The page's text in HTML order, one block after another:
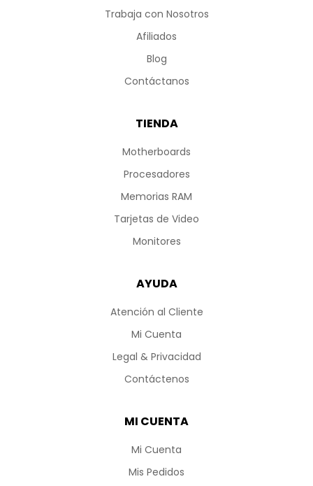
Trabaja con Nosotros
Afiliados
Blog
Contáctanos
TIENDA
Motherboards
Procesadores
Memorias RAM
Tarjetas de Video
Monitores
AYUDA
Atención al Cliente
Mi Cuenta
Legal & Privacidad
Contáctenos
MI CUENTA
Mi Cuenta
Mis Pedidos